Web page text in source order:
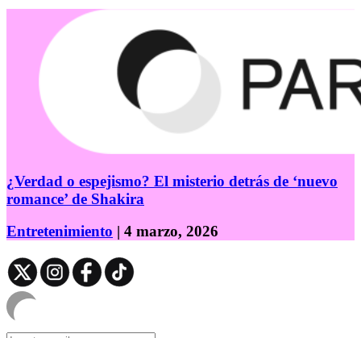
¿Verdad o espejismo? El misterio detrás de ‘nuevo
romance’ de Shakira
Entretenimiento | 4 marzo, 2026